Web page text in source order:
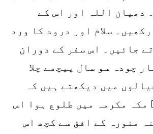
دھیان اللہ اور اس کے
سلام اور درود کا ورد
جائیں۔ اس سفر کے دوران
چودہ سو سال پیچھے چلا
میں دیکھتے ہیں کہ
مکہ مکرمہ میں طلوع ہوا اس
منورہ کے افق سے کچھ اس